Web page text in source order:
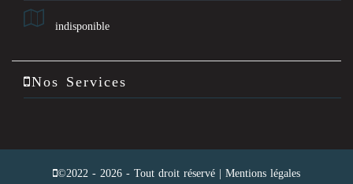
indisponible
Nos Services
©2022 - 2026 - Tout droit réservé | Mentions légales